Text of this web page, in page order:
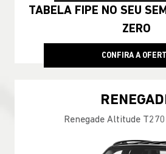
TABELA FIPE NO SEU SEMINOVO + TAXA
ZERO
CONFIRA A
Renegade Altitude